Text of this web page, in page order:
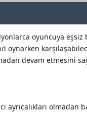
oyuncuya eşsiz
oynarken
devam etmesini
olmadan